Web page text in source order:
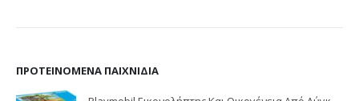
ΠΡΟΤΕΙΝΌΜΕΝΑ ΠΑΙΧΝΊΔΙΑ